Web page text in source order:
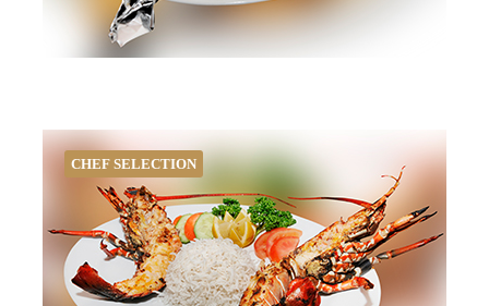
CHEF SELECTION